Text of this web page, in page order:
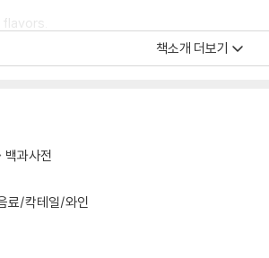
"Wine Folly: The Essential Guide to
책소개 더보기
백과사전
료/칵테일/와인